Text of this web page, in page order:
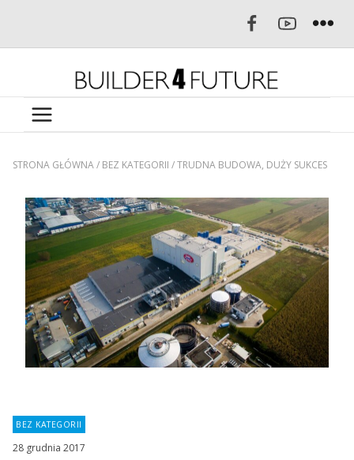
STRONA GŁÓWNA/ BEZ KATEGORII /TRUDNA BUDOWA, DUŻY SUKCES
BEZ KATEGORII
28 grudnia 2017